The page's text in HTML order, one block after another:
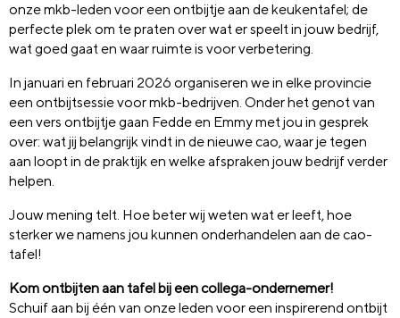
onze mkb-leden voor een ontbijtje aan de keukentafel; de
perfecte plek om te praten over wat er speelt in jouw bedrijf,
wat goed gaat en waar ruimte is voor verbetering.
In januari en februari 2026 organiseren we in elke provincie
een ontbijtsessie voor mkb-bedrijven. Onder het genot van
een vers ontbijtje gaan Fedde en Emmy met jou in gesprek
over: wat jij belangrijk vindt in de nieuwe cao, waar je tegen
aan loopt in de praktijk en welke afspraken jouw bedrijf verder
helpen.
Jouw mening telt. Hoe beter wij weten wat er leeft, hoe
sterker we namens jou kunnen onderhandelen aan de cao-
tafel!
Kom ontbijten aan tafel bij een collega-ondernemer!
Schuif aan bij één van onze leden voor een inspirerend ontbijt